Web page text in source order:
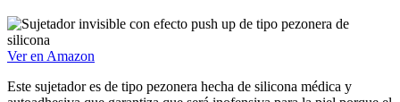
Ver en Amazon
Este sujetador es de tipo pezonera hecha de silicona médica y